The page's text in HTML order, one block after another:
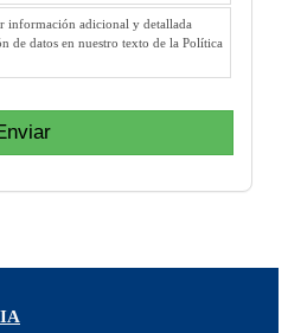
información adicional y detallada
de datos en nuestro texto de la Política